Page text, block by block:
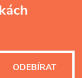
ODEBÍRAT